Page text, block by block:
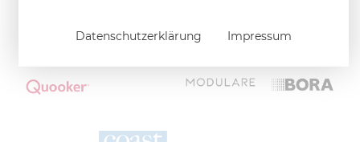
Datenschutzerklärung Impressum